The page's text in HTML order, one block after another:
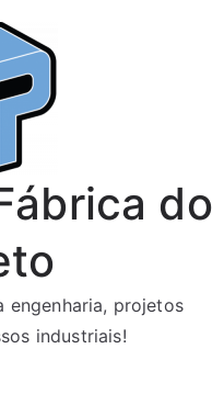
do
engenharia, projetos
industriais!